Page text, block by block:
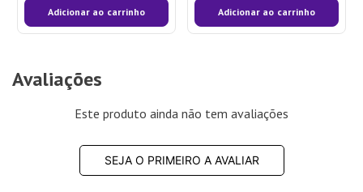
Adicionar ao carrinho Adicionar ao carrinho
Avaliações
Este produto ainda não tem avaliações
SEJA O PRIMEIRO A AVALIAR